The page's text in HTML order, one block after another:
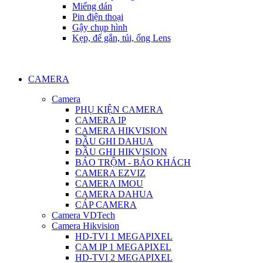
Miếng dán
Pin điện thoại
Gậy chụp hình
Kẹp, đế gắn, túi, ống Lens
CAMERA
Camera
PHỤ KIỆN CAMERA
CAMERA IP
CAMERA HIKVISION
ĐẦU GHI DAHUA
ĐẦU GHI HIKVISION
BÁO TRỘM - BÁO KHÁCH
CAMERA EZVIZ
CAMERA IMOU
CAMERA DAHUA
CÁP CAMERA
Camera VDTech
Camera Hikvision
HD-TVI 1 MEGAPIXEL
CAM IP 1 MEGAPIXEL
HD-TVI 2 MEGAPIXEL